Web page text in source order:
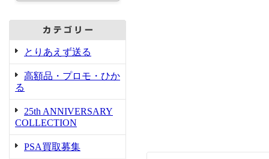
とりあえず送る
高額品・プロモ・ひか
る
25th ANNIVERSARY
COLLECTION
PSA買取募集